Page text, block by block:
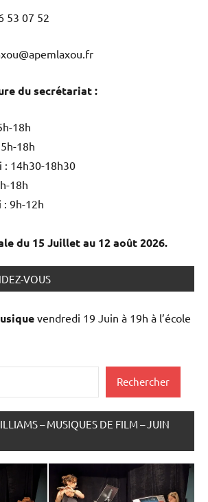
53 07 52
du secrétariat :
18h
18h
: 14h30-18h30
18h
: 9h-12h
du 15 Juillet au 12 août 2026.
VOUS
vendredi 19 Juin à 19h à l’école
Rechercher
– MUSIQUES DE FILM – JUIN